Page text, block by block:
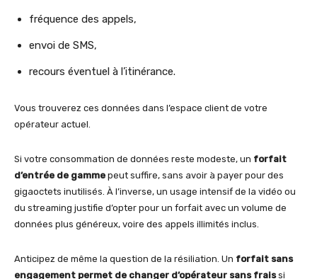
fréquence des appels,
envoi de SMS,
recours éventuel à l’itinérance.
Vous trouverez ces données dans l’espace client de votre
opérateur actuel.
Si votre consommation de données reste modeste, un forfait
d’entrée de gamme peut suffire, sans avoir à payer pour des
gigaoctets inutilisés. À l’inverse, un usage intensif de la vidéo ou
du streaming justifie d’opter pour un forfait avec un volume de
données plus généreux, voire des appels illimités inclus.
Anticipez de même la question de la résiliation. Un forfait sans
engagement permet de changer d’opérateur sans fraissi